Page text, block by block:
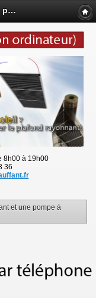
Comparaison entre un plafond chauffant et une pompe à chaleur - www.plafondchauffant.fr
8h00 à 19h00
36
et une pompe à